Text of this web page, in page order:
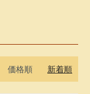
価格順 新着順